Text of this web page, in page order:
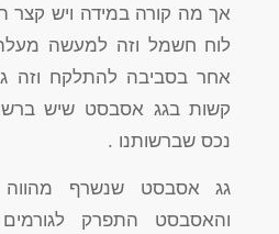
אך מה קורה במידה ויש קצר
לוח חשמל וזה למעשה
אחר בסביבה להתלקח וזה
קשות בגג אסבסט שיש
נכס שברשותנו .
גג אסבסט שנשרף מהווה
והאסבסט התפרק